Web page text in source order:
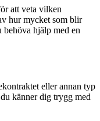
att veta vilken
hur mycket som blir
hjälp med en
eller annan typ
känner dig trygg med